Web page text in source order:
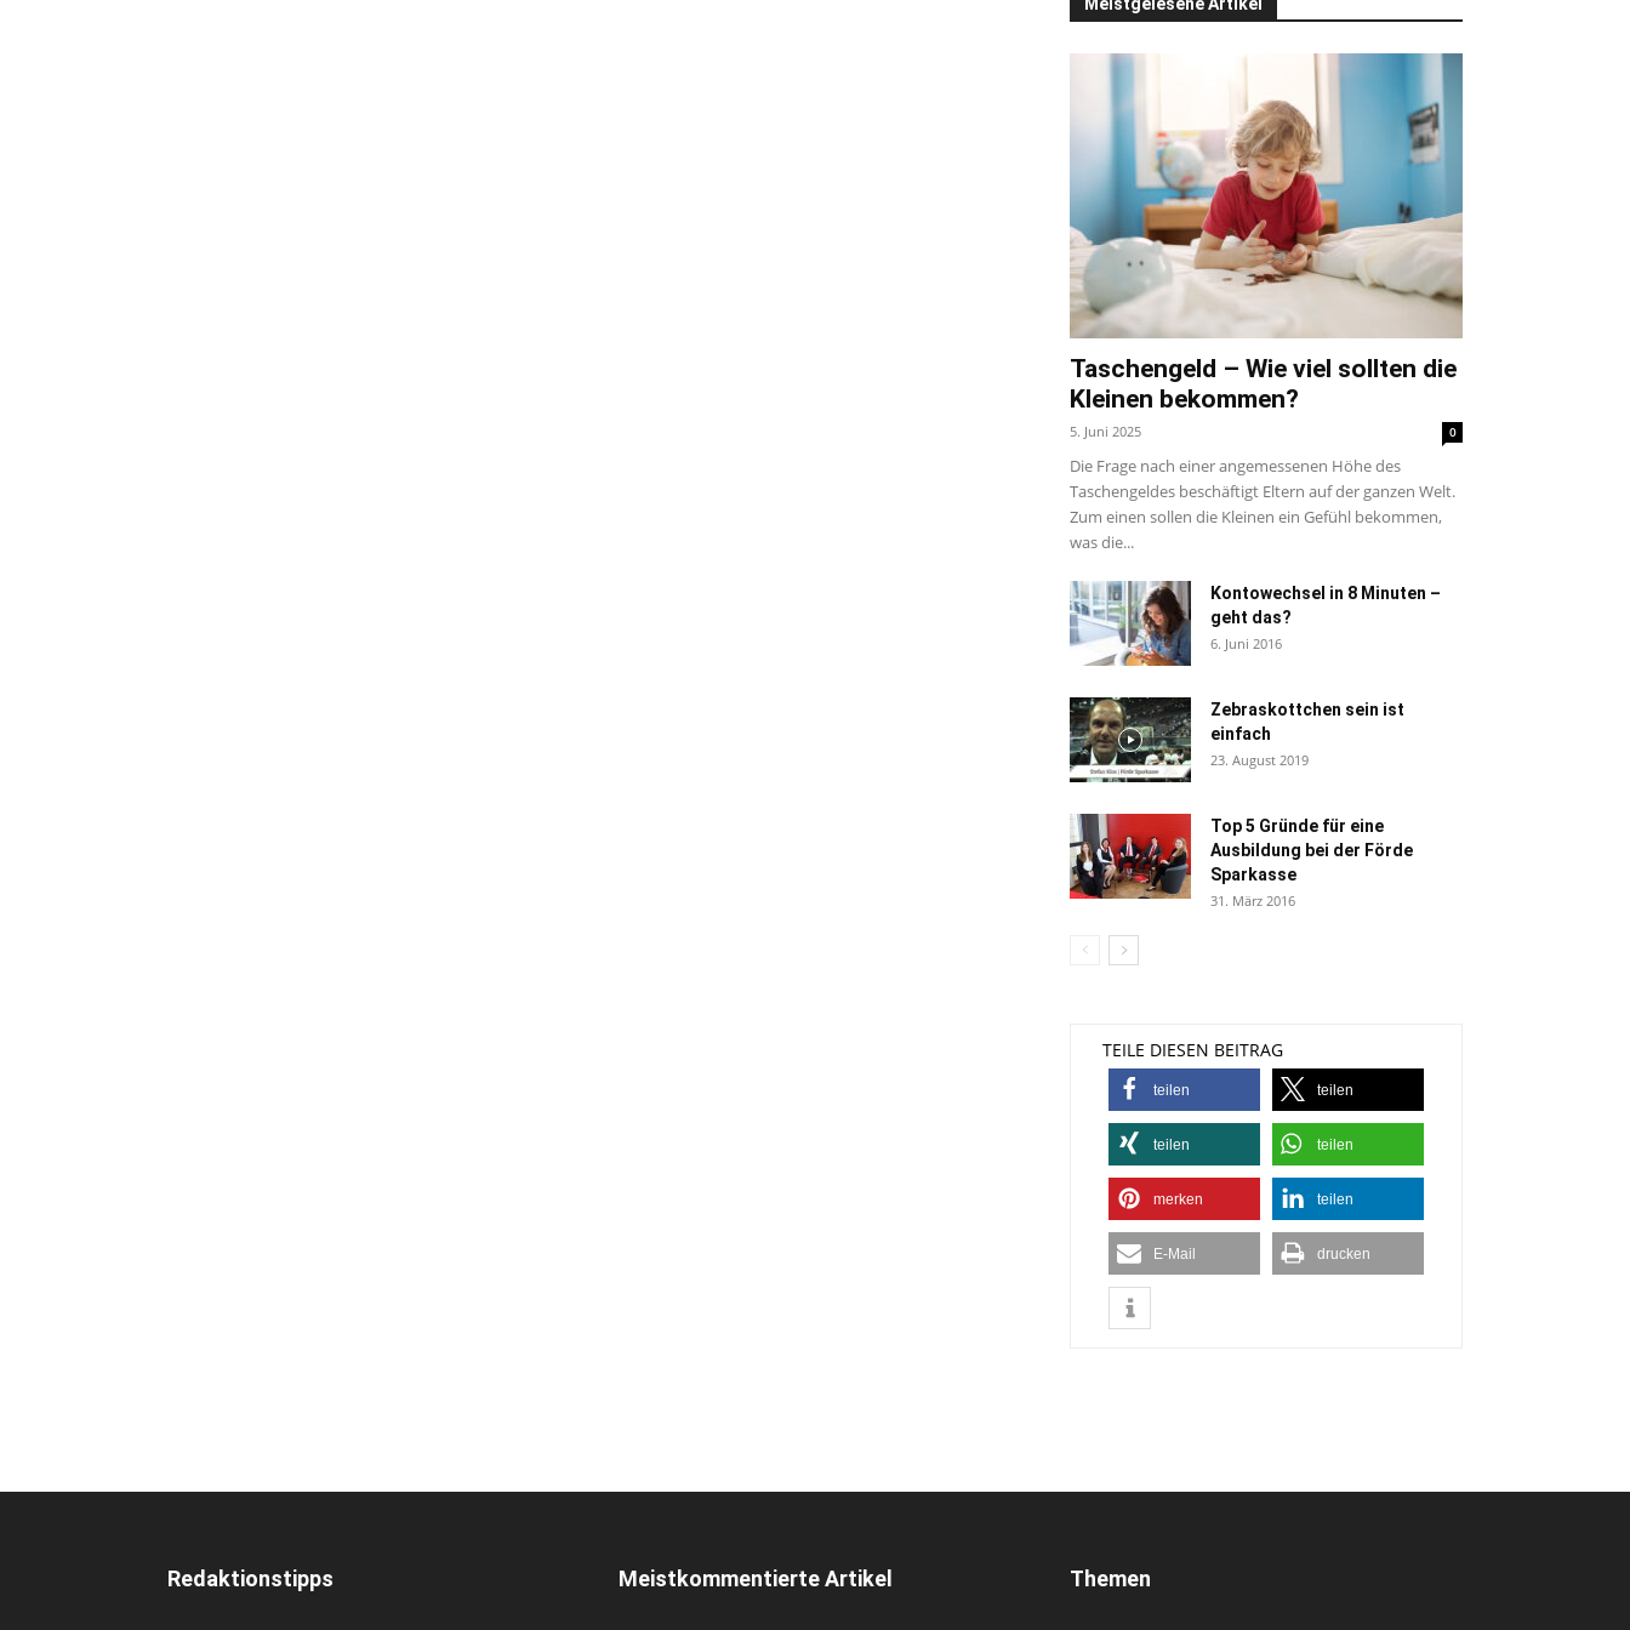
Taschengeld – Wie viel sollten die
Kleinen bekommen?
5. Juni 2025 0
Die Frage nach einer angemessenen Höhe des
Taschengeldes beschäftigt Eltern auf der ganzen Welt.
Zum einen sollen die Kleinen ein Gefühl bekommen,
was die...
Kontowechsel in 8 Minuten –
geht das?
6. Juni 2016
Zebraskottchen sein ist
einfach
23. August 2019
Top 5 Gründe für eine
Ausbildung bei der Förde
Sparkasse
31. März 2016
TEILE DIESEN BEITRAG
teilen teilen
teilen teilen
merken teilen
E-Mail drucken
Redaktionstipps Meistkommentierte Artikel Themen